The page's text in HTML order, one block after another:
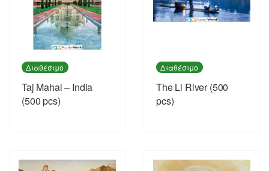
Διαθέσιμο
Taj Mahal – India
(500 pcs)
Διαθέσιμο
The Li River (500
pcs)